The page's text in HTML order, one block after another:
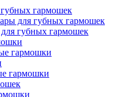
гармошек
для губных гармошек
губных гармошек
гармошки
гармошки